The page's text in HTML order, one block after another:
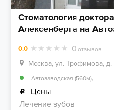
Стоматология доктора
Алексенберга на
0.0 0 отзывов
Москва, ул. Трофимова, д.
Автозаводская (560м),
Цены
Лечение зубов